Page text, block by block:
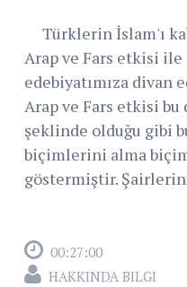
Türklerin İslam'ı
Arap ve Fars etkisi ile
edebiyatımıza divan
Arap ve Fars etkisi
şeklinde olduğu gibi
biçimlerini alma
göstermiştir.
00:27:00
HAKKINDA BILGI